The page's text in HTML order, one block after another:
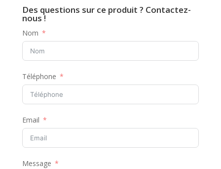
Des questions sur ce produit ? Contactez-
nous !
Nom
Téléphone
Email
Message